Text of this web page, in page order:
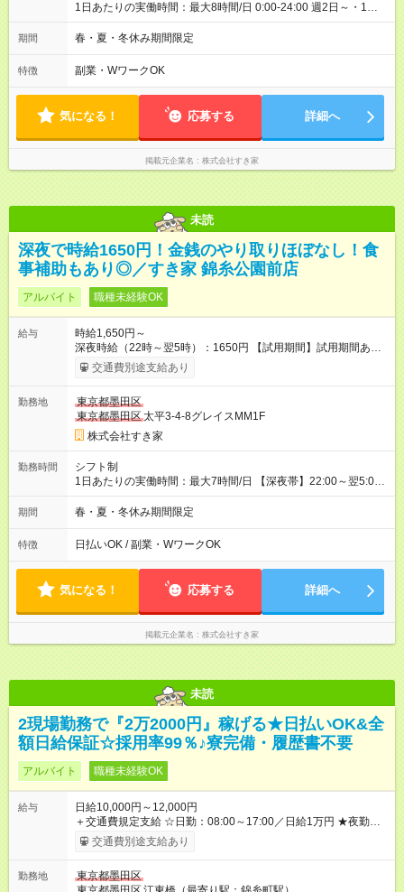
1日あたりの実働時間：最大8時間/日 0:00-24:00 週2日～・1日
2h～OK ＜シフト例＞ 〇朝帯 5:00-9:00 〇昼帯 9:00-14:00 〇午
後帯 14:00-18:00 〇夜帯 18:00-22:00 〇深夜帯 22:00-翌5:00 基
ます♪
期間 春・夏・冬休み期間限定
特徴 副業・WワークOK
気になる！ 応募する 詳細へ
掲載元企業名 株式会社すき家
未読
深夜で時給1650円！金銭のやり取りほぼなし！食
事補助もあり◎／すき家 錦糸公園前店
アルバイト 職種未経験OK
給与
時給1,650円～
深夜時給（22時～翌5時）：1650円 【試用期間】試用期間あり
試用期間の長さ：1ヶ月 雇用形態、給与は本採用時と同じです。
試用期間の実態は30日（※条件変更なし）ですが、切り上げで
同時給）
交通費別途支給あり
勤務地
東京都墨田区
東京都墨田区太平3-4-8グレイスMM1F
株式会社すき家
勤務時間
シフト制
1日あたりの実働時間：最大7時間/日 【深夜帯】22:00～翌5:00
週2日～・1日2h～OK◎ ※22:00から翌5:00までは18歳以上の方
のみ勤務可能です（18歳未満の深夜業務禁止のため） ★深夜で
す。 必ず、2名以上での勤務を行いますので、安心して働けま
す。
期間 春・夏・冬休み期間限定
特徴 日払いOK / 副業・WワークOK
気になる！ 応募する 詳細へ
掲載元企業名 株式会社すき家
未読
2現場勤務で『2万2000円』稼げる★日払いOK&全
額日給保証☆採用率99％♪寮完備・履歴書不要
アルバイト 職種未経験OK
給与
日給10,000円～12,000円
＋交通費規定支給 ☆日勤：08:00～17:00／日給1万円 ★夜勤：
20:00～05:00／日給1万2000円 -:+:-:+:-:+:-:+:-:+:- 日勤＋夜勤で 1
日『2万2000円』も稼げる！ -:+:-:+:-:+:-:+:-:+:- ■選べる支払い方
べる！ 日払いは、当日に『現金全額』手渡しです♪ ■残業手当
交通費別途支給あり
勤務地
東京都墨田区